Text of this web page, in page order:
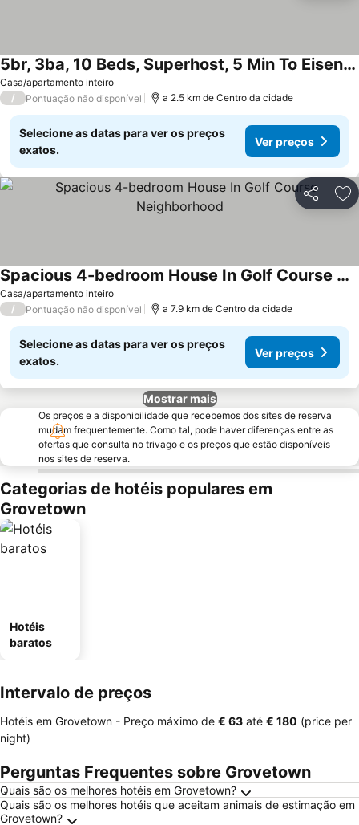
Casa/apartamento inteiro
5br, 3ba, 10 Beds, Superhost, 5 Min To Eisenhower
/ Pontuação não disponível a 2.5 km de Centro da cidade
Selecione as datas para ver os preços
exatos.
Ver preços
Partilhar
Casa/apartamento inteiro
Spacious 4-bedroom House In Golf Course Neighborhood
/ Pontuação não disponível a 7.9 km de Centro da cidade
Selecione as datas para ver os preços
exatos.
Ver preços
Mostrar mais
Os preços e a disponibilidade que recebemos dos sites de reserva
mudam frequentemente. Como tal, pode haver diferenças entre as
ofertas que consulta no trivago e os preços que estão disponíveis
nos sites de reserva.
Categorias de hotéis populares em
Grovetown
Hotéis
baratos
Intervalo de preços
Hotéis em Grovetown - Preço máximo de ‎€ 63 até ‎€ 180 (price per
night)
Perguntas Frequentes sobre Grovetown
Quais são os melhores hotéis em Grovetown?
Quais são os melhores hotéis que aceitam animais de estimação em
Grovetown?